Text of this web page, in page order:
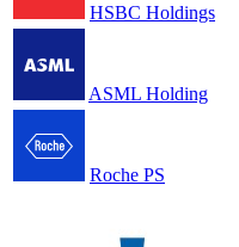
HSBC Holdings
ASML Holding
Roche PS